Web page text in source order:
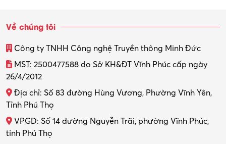
Thiết kế nội thất
Thợ máy – Ô tô – Xe máy
Thực tập
Về chúng tôi
Công ty TNHH Công nghệ Truyền thông Minh Đức
MST: 2500477588 do Sở KH&ĐT Vĩnh Phúc cấp ngày
26/4/2012
Địa chỉ: Số 83 đường Hùng Vương, Phường Vĩnh Yên,
Tỉnh Phú Thọ
VPGD: Số 14 đường Nguyễn Trãi, phường Vĩnh Phúc,
tỉnh Phú Thọ